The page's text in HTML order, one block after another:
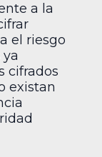
a la
el riesgo
cifrados
existan